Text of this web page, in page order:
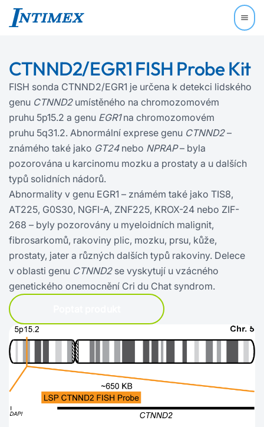
CTNND2/EGR1 FISH Probe Kit
FISH sonda CTNND2/EGR1 je určena k detekci lidského
genu CTNND2umístěného na chromozomovém
pruhu 5p15.2 a genu EGR1na chromozomovém
pruhu 5q31.2. Abnormální exprese genu CTNND2–
známého také jako GT24nebo NPRAP– byla
pozorována u karcinomu mozku a prostaty a u dalších
typů solidních nádorů.
Abnormality v genu EGR1 – známém také jako TIS8,
AT225, G0S30, NGFI‍-‍A, ZNF225, KROX-24 nebo ZIF-
268 – byly pozorovány u myeloidních malignit,
fibrosarkomů, rakoviny plic, mozku, prsu, kůže,
prostaty, jater a různých dalších typů rakoviny. Delece
v oblasti genu CTNND2se vyskytují u vzácného
genetického onemocnění Cri du Chat syndrom.